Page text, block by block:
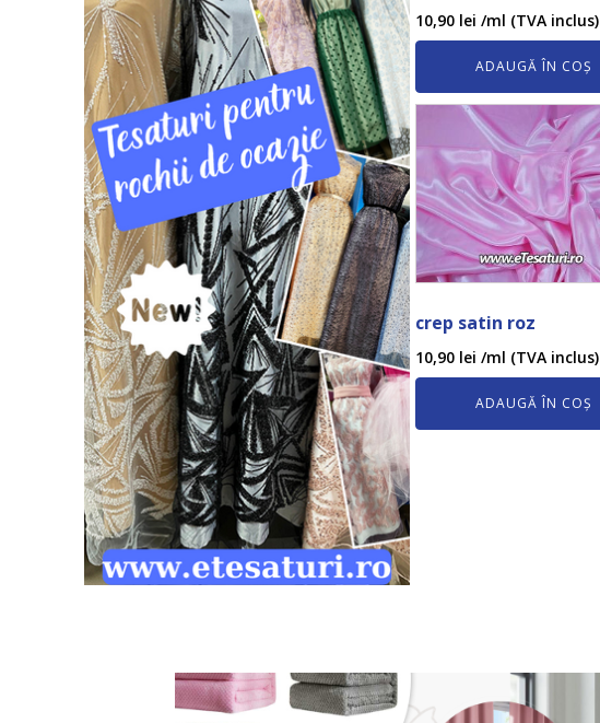
10,90 lei /ml (TVA inclus)
ADAUGĂ ÎN COȘ
crep satin roz
10,90 lei /ml (TVA inclus)
ADAUGĂ ÎN COȘ